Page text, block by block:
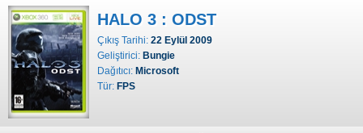
HALO 3 : ODST
Çıkış Tarihi: 22 Eylül 2009
Geliştirici: Bungie
Dağıtıcı: Microsoft
Tür: FPS